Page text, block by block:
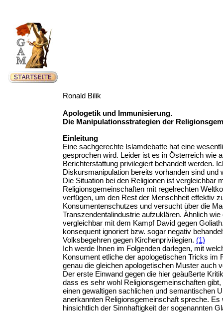
Ronald Bilik
Apologetik und Immunisierung.
Die Manipulationsstrategien der
Einleitung
Eine sachgerechte Islamdebatte hat eine
gesprochen wird. Leider ist es in Österreich wie
Berichterstattung privilegiert behandelt werden.
Diskursmanipulation bereits vorhanden sind
Die Situation bei den Religionen ist vergleichbar
Religionsgemeinschaften mit regelrechten
verfügen, um den Rest der Menschheit effektiv
Konsumentenschutzes und versucht über die
Transzendentalindustrie aufzuklären. Ähnlich
vergleichbar mit dem Kampf David gegen
konsequent ignoriert bzw. sogar negativ
Volksbegehren gegen Kirchenprivilegien. (1)
Ich werde Ihnen im Folgenden darlegen, mit
Konsument etliche der apologetischen Tricks
genau die gleichen apologetischen Muster auch
Der erste Einwand gegen die hier geäußerte
dass es sehr wohl Religionsgemeinschaften
einen gewaltigen sachlichen und semantischen
anerkannten Religionsgemeinschaft spreche.
hinsichtlich der Sinnhaftigkeit der sogenannten